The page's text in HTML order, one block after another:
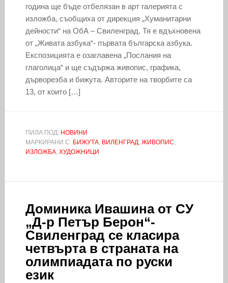
година ще бъде отбелязан в арт галерията с
изложба, съобщиха от дирекция „Хуманитарни
дейности“ на ОбА – Свиленград. Тя е вдъхновена
от „Живата азбука“- първата българска азбука.
Експозицията е озаглавена „Послания на
глаголица“ и ще съдържа живопис, графика,
дърворезба и бижута. Авторите на творбите са
13, от които […]
ПИЛА ПОД: НОВИНИ
МАРКИРАНИ С: БИЖУТА, ВИЛЕНГРАД, ЖИВОПИС,
ИЗЛОЖБА, ХУДОЖНИЦИ
Доминика Ивашина от СУ
„Д-р Петър Берон“-
Свиленград се класира
четвърта в страната на
олимпиадата по руски
език